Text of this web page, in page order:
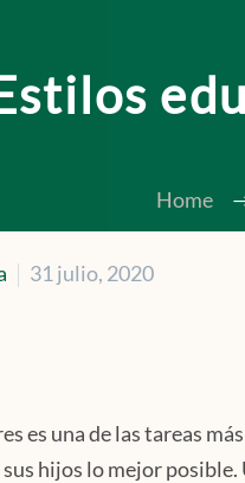
Home
31 julio, 2020
es una de las tareas
hijos lo mejor